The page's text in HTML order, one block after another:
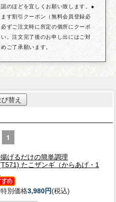
のほどを宜しくお願い致します。●
す割引クーポン（無料会員登録必
ずご注文時に所定の個所にクーポ
。注文完了後のお申し出にはご対
ご了承願います。
替え
1
げるだけの簡単調理
たこザンギ（からあげ・1
別価格3,980円(税込)